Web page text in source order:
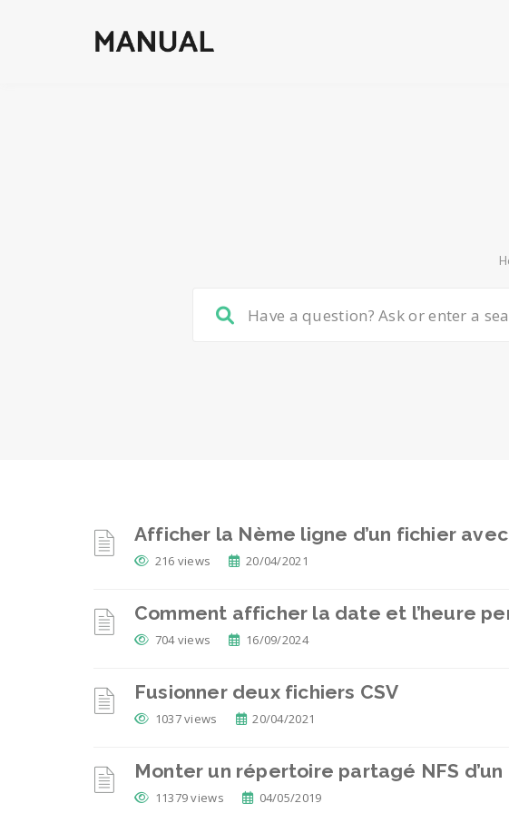
Afficher la Nème ligne d’un fichier
216 views 20/04/2021
Comment afficher la date et l’heure
704 views 16/09/2024
Fusionner deux fichiers CSV
1037 views 20/04/2021
Monter un répertoire partagé NFS d’un
11379 views 04/05/2019